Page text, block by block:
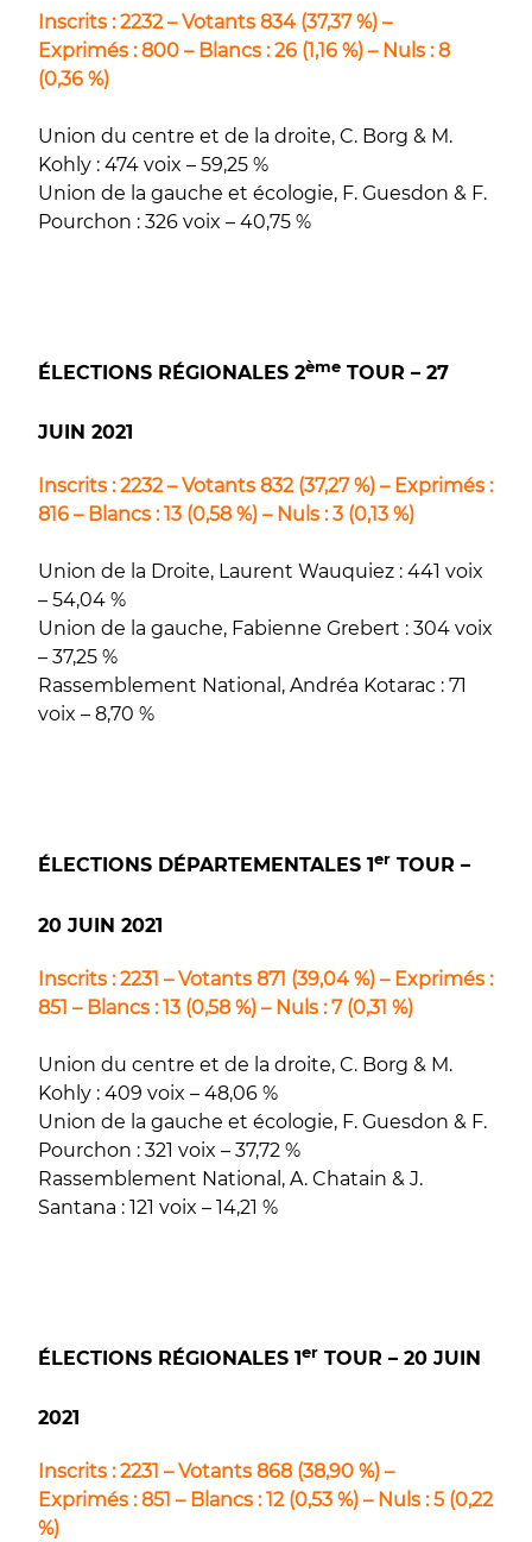
Inscrits : 2232 – Votants 834 (37,37 %) –
Exprimés : 800 – Blancs : 26 (1,16 %) – Nuls : 8
(0,36 %)
Union du centre et de la droite, C. Borg & M.
Kohly : 474 voix – 59,25 %
Union de la gauche et écologie, F. Guesdon & F.
Pourchon : 326 voix – 40,75 %
ÉLECTIONS RÉGIONALES 2ème TOUR – 27
JUIN 2021
Inscrits : 2232 – Votants 832 (37,27 %) – Exprimés :
816 – Blancs : 13 (0,58 %) – Nuls : 3 (0,13 %)
Union de la Droite, Laurent Wauquiez : 441 voix
– 54,04 %
Union de la gauche, Fabienne Grebert : 304 voix
– 37,25 %
Rassemblement National, Andréa Kotarac : 71
voix – 8,70 %
ÉLECTIONS DÉPARTEMENTALES 1er TOUR –
20 JUIN 2021
Inscrits : 2231 – Votants 871 (39,04 %) – Exprimés :
851 – Blancs : 13 (0,58 %) – Nuls : 7 (0,31 %)
Union du centre et de la droite, C. Borg & M.
Kohly : 409 voix – 48,06 %
Union de la gauche et écologie, F. Guesdon & F.
Pourchon : 321 voix – 37,72 %
Rassemblement National, A. Chatain & J.
Santana : 121 voix – 14,21 %
ÉLECTIONS RÉGIONALES 1er TOUR – 20 JUIN
2021
Inscrits : 2231 – Votants 868 (38,90 %) –
Exprimés : 851 – Blancs : 12 (0,53 %) – Nuls : 5 (0,22
%)